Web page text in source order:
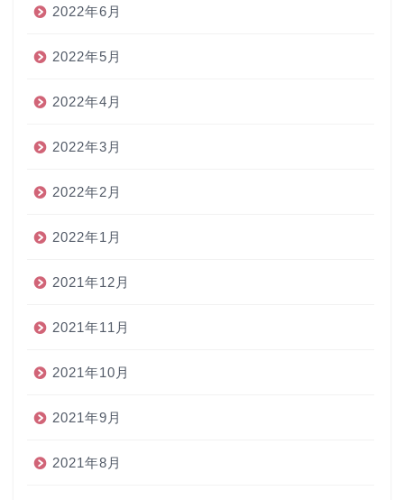
2022年6月
2022年5月
2022年4月
2022年3月
2022年2月
2022年1月
2021年12月
2021年11月
2021年10月
2021年9月
2021年8月